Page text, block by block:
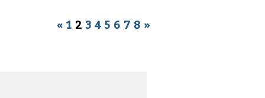
« 1 2 3 4 5 6 7 8 »